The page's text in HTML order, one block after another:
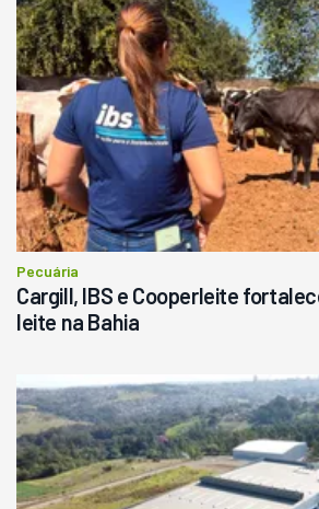
Pecuária
Cargill, IBS e Cooperleite
leite na Bahia